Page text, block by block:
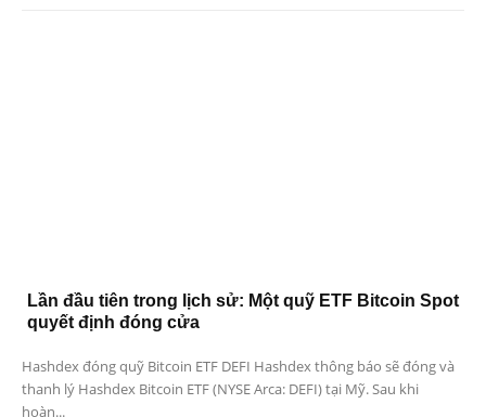
Lần đầu tiên trong lịch sử: Một quỹ ETF Bitcoin Spot
quyết định đóng cửa
Hashdex đóng quỹ Bitcoin ETF DEFI Hashdex thông báo sẽ đóng và
thanh lý Hashdex Bitcoin ETF (NYSE Arca: DEFI) tại Mỹ. Sau khi
hoàn...